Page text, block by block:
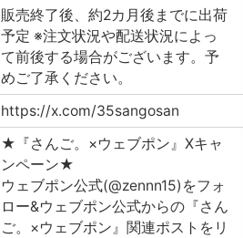
販売終了後、約2カ月後までに出荷
予定 ※注文状況や配送状況によっ
て前後する場合がございます。予
めご了承ください。
https://x.com/35sangosan
★『さんご。×ウェブポン』Xキャ
ンペーン★
ウェブポン公式(@zennn15)をフォ
ロー&ウェブポン公式からの『さん
ご。×ウェブポン』関連ポストをリ